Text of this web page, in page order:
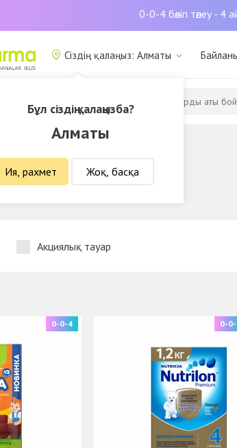
0-0-4 бөліп төлеу - 4
Сіздің қалаңыз: Алматы
Бұл сіздің қалаңызба?
Алматы
Ия, рахмет Жоқ, басқа
Біз туралы
Акциялық тауар
0-0-4 0-